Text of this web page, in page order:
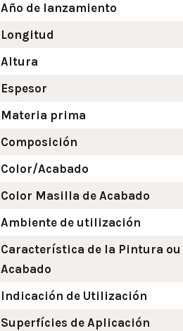
Año de lanzamiento
Longitud
Altura
Espesor
Materia prima
Composición
Color/Acabado
Color Masilla de Acabado
Ambiente de utilización
Característica de la Pintura ou
Acabado
Indicación de Utilización
Superfícies de Aplicación